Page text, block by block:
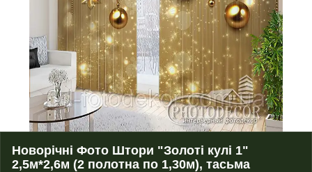
Новорічні Фото Штори "Золоті кулі 1"
2,5м*2,6м (2 полотна по 1,30м), тасьма